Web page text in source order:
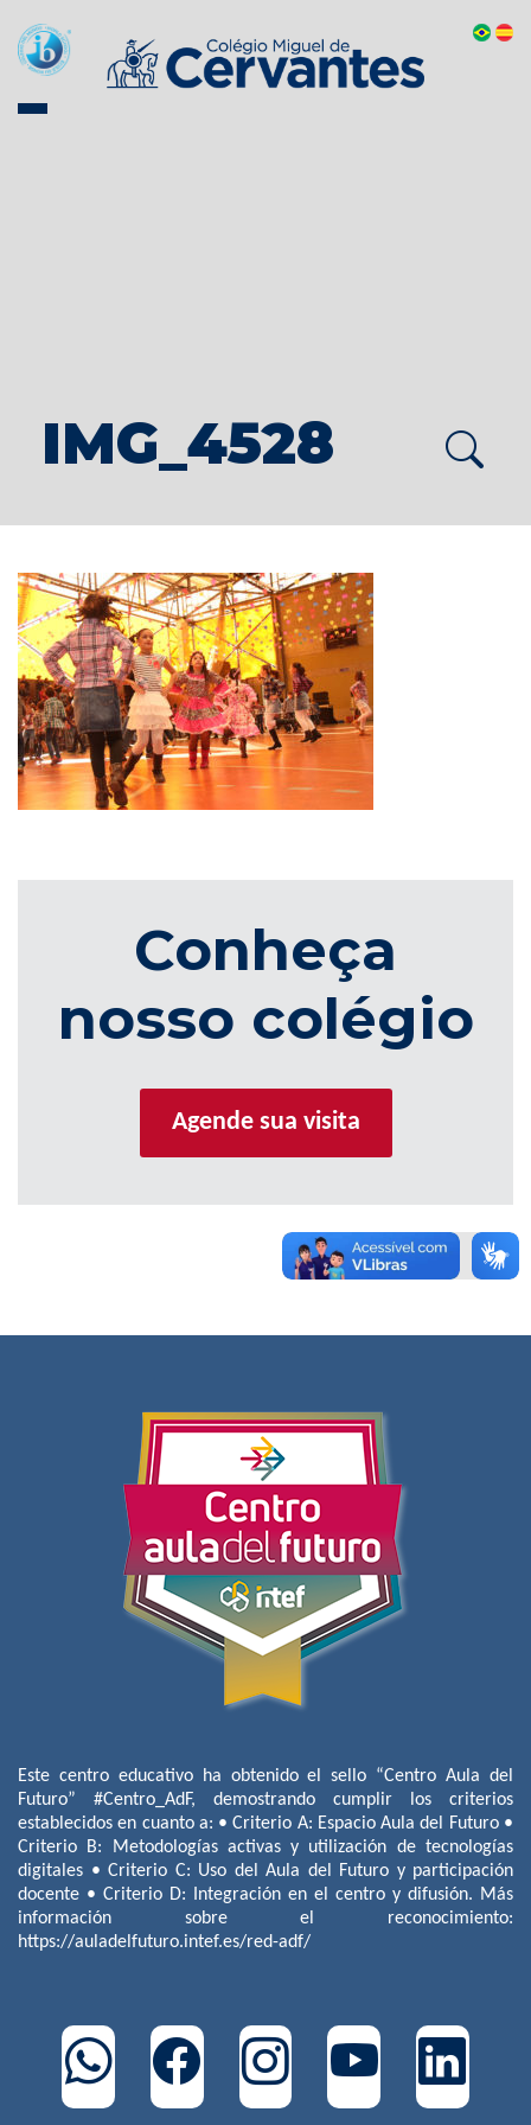
IMG_4528
Conheça
nosso colégio
Agende sua visita
Este centro educativo ha obtenido el sello “Centro Aula del
Futuro” #Centro_AdF, demostrando cumplir los criterios
establecidos en cuanto a: • Criterio A: Espacio Aula del Futuro •
Criterio B: Metodologías activas y utilización de tecnologías
digitales • Criterio C: Uso del Aula del Futuro y participación
docente • Criterio D: Integración en el centro y difusión. Más
información sobre el reconocimiento:
https://auladelfuturo.intef.es/red-adf/